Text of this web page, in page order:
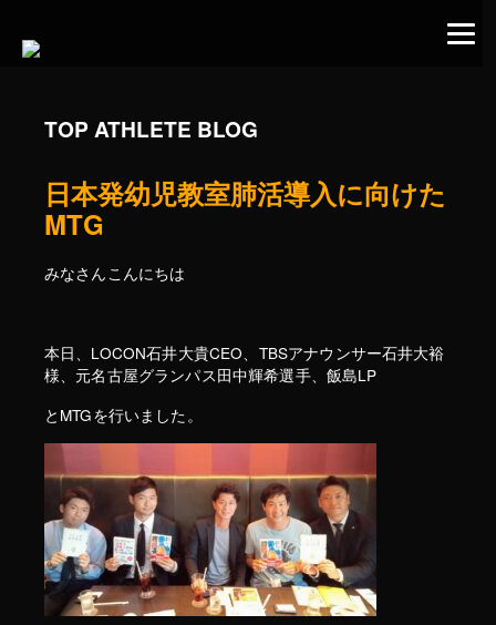
TOP ATHLETE BLOG
日本発幼児教室肺活導入に向けた
MTG
みなさんこんにちは
本日、LOCON石井大貴CEO、TBSアナウンサー石井大裕
様、元名古屋グランパス田中輝希選手、飯島LP
とMTGを行いました。